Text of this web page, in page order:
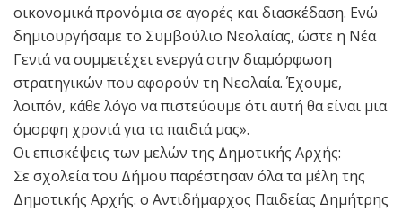
οικονομικά προνόμια σε αγορές και διασκέδαση. Ενώ
δημιουργήσαμε το Συμβούλιο Νεολαίας, ώστε η Νέα
Γενιά να συμμετέχει ενεργά στην διαμόρφωση
στρατηγικών που αφορούν τη Νεολαία. Έχουμε,
λοιπόν, κάθε λόγο να πιστεύουμε ότι αυτή θα είναι μια
όμορφη χρονιά για τα παιδιά μας».
Οι επισκέψεις των μελών της Δημοτικής Αρχής:
Σε σχολεία του Δήμου παρέστησαν όλα τα μέλη της
Δημοτικής Αρχής. ο Αντιδήμαρχος Παιδείας Δημήτρης